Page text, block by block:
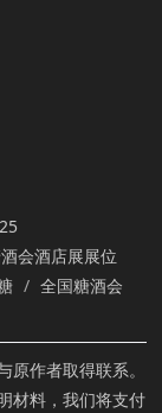
会酒店展展位
全国糖酒会
作者取得联系。
材料，我们将支付